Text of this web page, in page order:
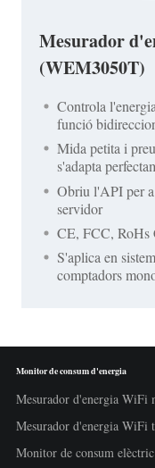
Mesurador
(WEM3050T)
Controla
funció
Mida petita i
s'adapta
Obriu l'API per
servidor
CE, FCC, RoHs
S'aplica en
comptadors
Monitor de consum d'energia
Mesurador d'energia WiFi
Mesurador d'energia WiFi
Monitor de consum